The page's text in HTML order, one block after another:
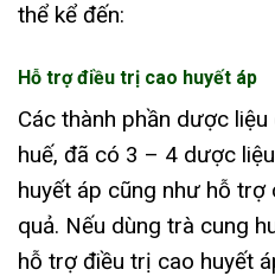
thể kể đến:
Hỗ trợ điều trị cao huyết áp
Các thành phần dược
huế, đã có 3 – 4 dược
huyết áp cũng như hỗ trợ
quả. Nếu dùng trà cung
hỗ trợ điều trị cao huyết